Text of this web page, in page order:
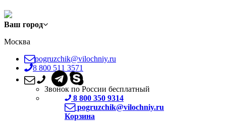
Ваш город
Москва
pogruzchik@vilochniy.ru
8 800 511 3571
Звонок по России бесплатный
8 800 350 9314
pogruzchik@vilochniy.ru
Корзина